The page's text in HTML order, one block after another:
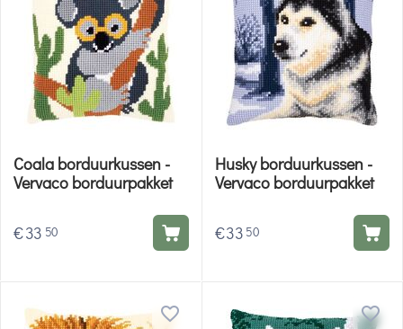
Coala borduurkussen -
Vervaco borduurpakket
€33 50
Husky borduurkussen -
Vervaco borduurpakket
€33 50